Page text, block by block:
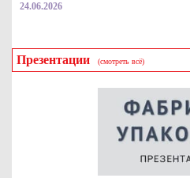
Пленка воздушно пузырчатая
24.06.2026
Презентации (смотреть всё)